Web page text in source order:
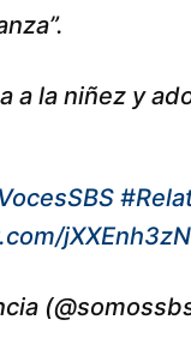
a la niñez y